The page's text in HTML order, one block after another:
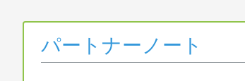
パートナーノート